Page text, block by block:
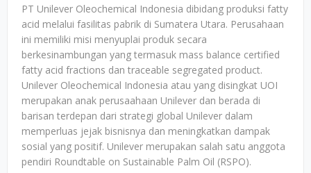
PT Unilever Oleochemical Indonesia dibidang produksi fatty
acid melalui fasilitas pabrik di Sumatera Utara. Perusahaan
ini memiliki misi menyuplai produk secara
berkesinambungan yang termasuk mass balance certified
fatty acid fractions dan traceable segregated product.
Unilever Oleochemical Indonesia atau yang disingkat UOI
merupakan anak perusaahaan Unilever dan berada di
barisan terdepan dari strategi global Unilever dalam
memperluas jejak bisnisnya dan meningkatkan dampak
sosial yang positif. Unilever merupakan salah satu anggota
pendiri Roundtable on Sustainable Palm Oil (RSPO).